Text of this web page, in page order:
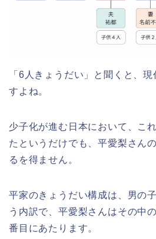
「6人きょうだい」と聞くと、
すよね。
少子化が進む日本において、こ
たというだけでも、平愛梨さん
るを得ません。
平家のきょうだい構成は、男の
う内訳で、平愛梨さんはその中
番目にあたります。